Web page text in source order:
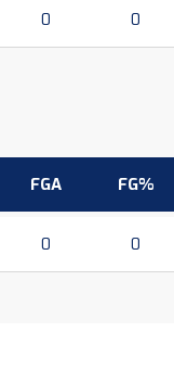
0 0
FGA FG%
0 0